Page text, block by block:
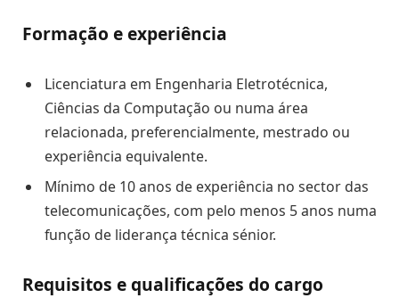
Formação e experiência
Licenciatura em Engenharia Eletrotécnica,
Ciências da Computação ou numa área
relacionada, preferencialmente, mestrado ou
experiência equivalente.
Mínimo de 10 anos de experiência no sector das
telecomunicações, com pelo menos 5 anos numa
função de liderança técnica sénior.
Requisitos e qualificações do cargo